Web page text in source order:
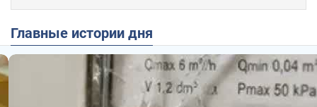
Главные истории дня